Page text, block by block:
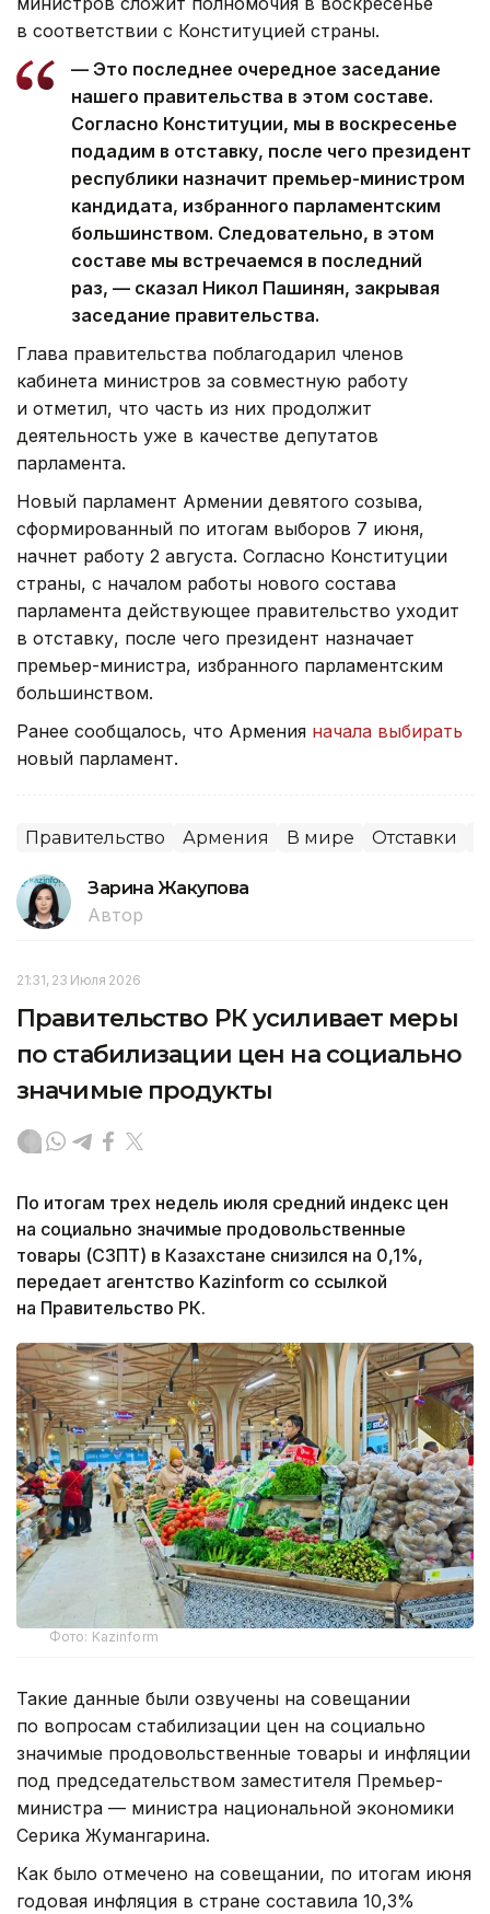
в соответствии с Конституцией страны.
— Это последнее очередное заседание
нашего правительства в этом составе.
Согласно Конституции, мы в воскресенье
подадим в отставку, после чего президент
республики назначит премьер-министром
кандидата, избранного парламентским
большинством. Следовательно, в этом
составе мы встречаемся в последний
раз, — сказал Никол Пашинян, закрывая
заседание правительства.
Глава правительства поблагодарил членов
кабинета министров за совместную работу
и отметил, что часть из них продолжит
деятельность уже в качестве депутатов
парламента.
Новый парламент Армении девятого созыва,
сформированный по итогам выборов 7 июня,
начнет работу 2 августа. Согласно Конституции
страны, с началом работы нового состава
парламента действующее правительство уходит
в отставку, после чего президент назначает
премьер-министра, избранного парламентским
большинством.
Ранее сообщалось, что Армения начала выбирать
новый парламент.
Правительство Армения В мире Отставки
Зарина Жакупова
Автор
21:31, 23 Июля 2026
Правительство РК усиливает меры
по стабилизации цен на социально
значимые продукты
По итогам трех недель июля средний индекс цен
на социально значимые продовольственные
товары (СЗПТ) в Казахстане снизился на 0,1%,
передает агентство Kazinform со ссылкой
на Правительство РК.
Фото: Kazinform
Такие данные были озвучены на совещании
по вопросам стабилизации цен на социально
значимые продовольственные товары и инфляции
под председательством заместителя Премьер-
министра — министра национальной экономики
Серика Жумангарина.
Как было отмечено на совещании, по итогам июня
годовая инфляция в стране составила 10,3%